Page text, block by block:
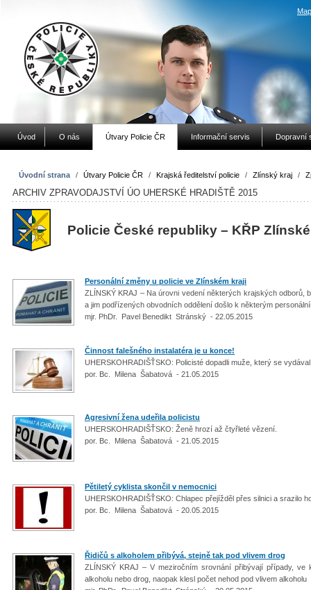
Úvod O nás Útvary Policie ČR Informační servis Dopravní
Úvodní strana / Útvary Policie ČR / Krajská ředitelství policie / Zlínský kraj /
ARCHIV ZPRAVODAJSTVÍ ÚO UHERSKÉ HRADIŠTĚ 2015
Policie České republiky – KŘP
Personální změny u policie ve Zlínském kraji
ZLÍNSKÝ KRAJ – Na úrovni vedení některých krajských
a jim podřízených obvodních oddělení došlo k některým
mjr. PhDr. Pavel Benedikt Stránský - 22.05.2015
Činnost falešného instalatéra je u konce!
UHERSKOHRADIŠŤSKO: Policisté dopadli muže, který se
por. Bc. Milena Šabatová - 21.05.2015
Agresivní žena udeřila policistu
UHERSKOHRADIŠŤSKO: Ženě hrozí až čtyřleté vězení.
por. Bc. Milena Šabatová - 21.05.2015
Pětiletý cyklista skončil v nemocnici
UHERSKOHRADIŠŤSKO: Chlapec přejížděl přes silnici a srazilo
por. Bc. Milena Šabatová - 20.05.2015
Řidičů s alkoholem přibývá, stejně tak pod vlivem drog
ZLÍNSKÝ KRAJ – V meziročním srovnání přibývají případy,
alkoholu nebo drog, naopak klesl počet nehod pod vlivem alkoholu